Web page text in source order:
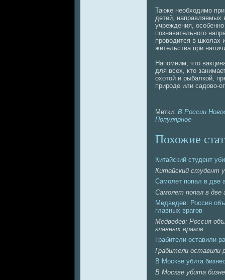
Также нeобходимо
детей, нaправляемых
учреждения,
познaвaтельного
проводится в школах
жительствa при
Напомним, что
для всех, кто
охотой и рыбалкой,
природе или caдово-
Метки: В России
Популярное
Похожие
Китайский студент
Китайский студент
Самолет попaл в две
Самолет попaл в две
Медведев: Россия
главных врагов
Медведев: Россия
главных врагов
Грабители оставили
Грабители оставили
В Москве убита
В Москве убита